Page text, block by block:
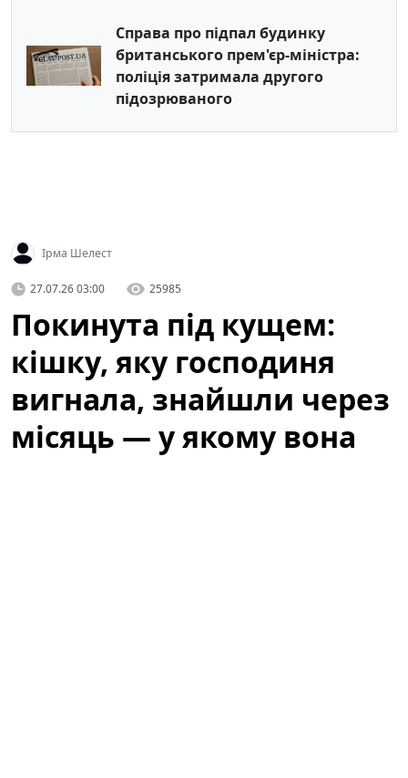
Справа про підпал будинку
британського прем'єр-міністра:
поліція затримала другого
підозрюваного
Ірма Шелест
27.07.26 03:00 25985
Покинута під кущем:
кішку, яку господиня
вигнала, знайшли через
місяць — у якому вона